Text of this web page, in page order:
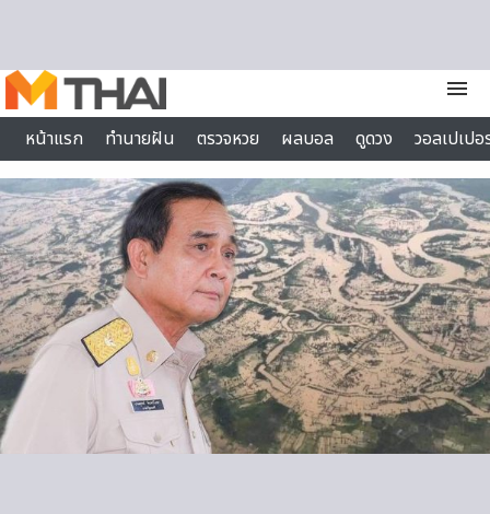
menu
หน้าแรก
ทำนายฝัน ตรวจหวย ผลบอล ดูดวง
วอลเปเป
ไลฟ์สไตล์